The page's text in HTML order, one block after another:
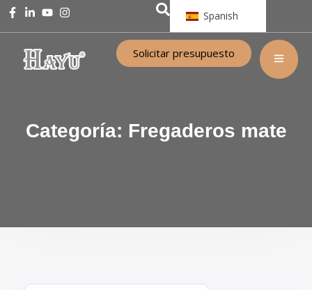
Spanish
Solicitar presupuesto
Categoría: Fregaderos mate